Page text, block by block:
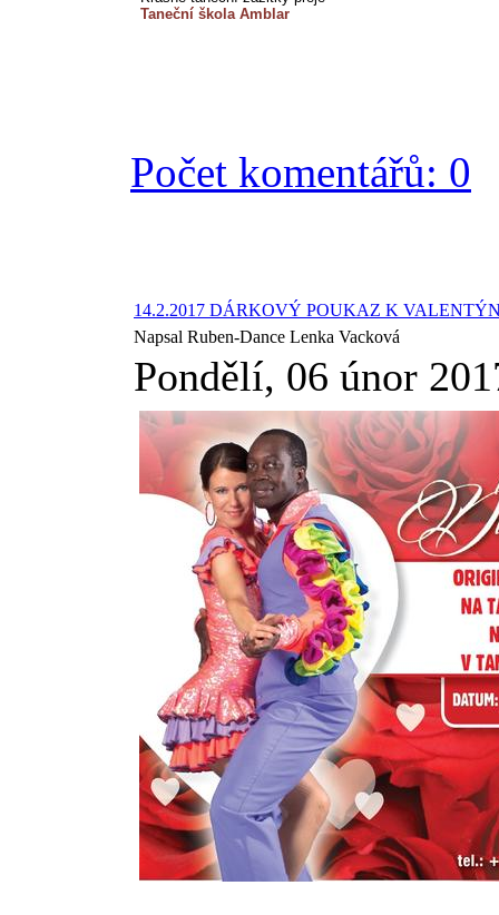
Taneční škola Amblar
Počet komentářů: 0
14.2.2017 DÁRKOVÝ POUKAZ K
Napsal Ruben-Dance Lenka Vacková
Pondělí, 06 únor